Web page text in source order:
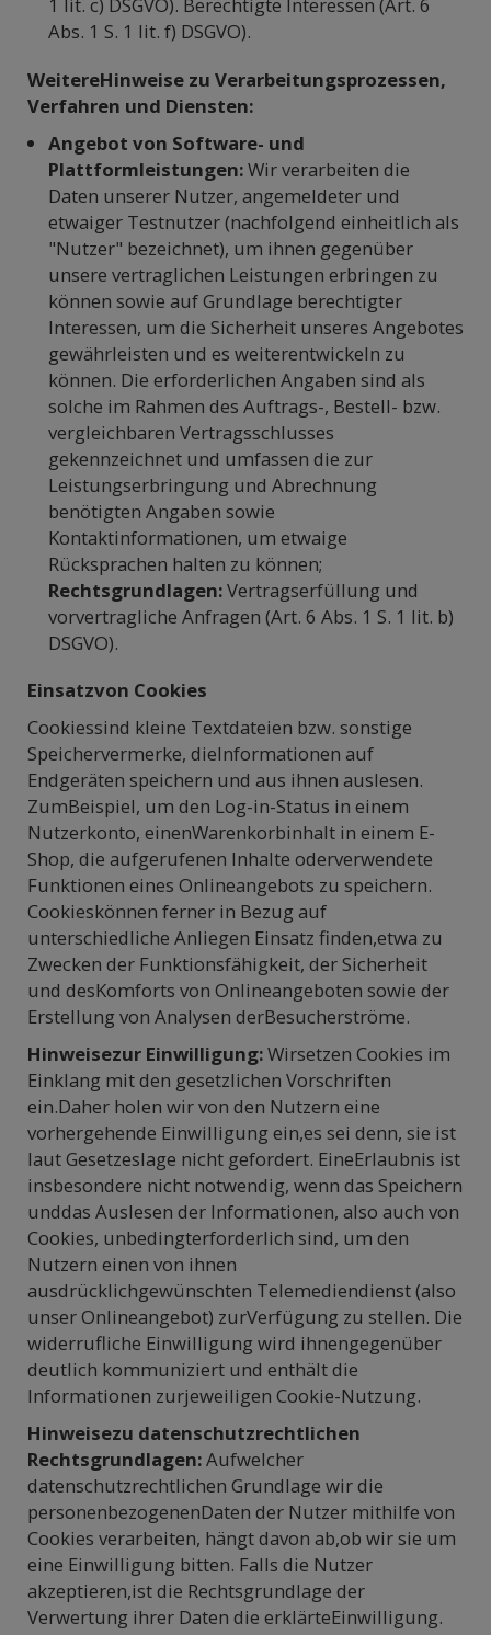
1 lit. c) DSGVO). Berechtigte Interessen (Art. 6
Abs. 1 S. 1 lit. f) DSGVO).
WeitereHinweise zu Verarbeitungsprozessen,
Verfahren und Diensten:
Angebot von Software- und
Plattformleistungen:Wir verarbeiten die
Daten unserer Nutzer, angemeldeter und
etwaiger Testnutzer (nachfolgend einheitlich als
"Nutzer" bezeichnet), um ihnen gegenüber
unsere vertraglichen Leistungen erbringen zu
können sowie auf Grundlage berechtigter
Interessen, um die Sicherheit unseres Angebotes
gewährleisten und es weiterentwickeln zu
können. Die erforderlichen Angaben sind als
solche im Rahmen des Auftrags-, Bestell- bzw.
vergleichbaren Vertragsschlusses
gekennzeichnet und umfassen die zur
Leistungserbringung und Abrechnung
benötigten Angaben sowie
Kontaktinformationen, um etwaige
Rücksprachen halten zu können;
Rechtsgrundlagen:Vertragserfüllung und
vorvertragliche Anfragen (Art. 6 Abs. 1 S. 1 lit. b)
DSGVO).
Einsatzvon Cookies
Cookiessind kleine Textdateien bzw. sonstige
Speichervermerke, dieInformationen auf
Endgeräten speichern und aus ihnen auslesen.
ZumBeispiel, um den Log-in-Status in einem
Nutzerkonto, einenWarenkorbinhalt in einem E-
Shop, die aufgerufenen Inhalte oderverwendete
Funktionen eines Onlineangebots zu speichern.
Cookieskönnen ferner in Bezug auf
unterschiedliche Anliegen Einsatz finden,etwa zu
Zwecken der Funktionsfähigkeit, der Sicherheit
und desKomforts von Onlineangeboten sowie der
Erstellung von Analysen derBesucherströme.
Hinweisezur Einwilligung:Wirsetzen Cookies im
Einklang mit den gesetzlichen Vorschriften
ein.Daher holen wir von den Nutzern eine
vorhergehende Einwilligung ein,es sei denn, sie ist
laut Gesetzeslage nicht gefordert. EineErlaubnis ist
insbesondere nicht notwendig, wenn das Speichern
unddas Auslesen der Informationen, also auch von
Cookies, unbedingterforderlich sind, um den
Nutzern einen von ihnen
ausdrücklichgewünschten Telemediendienst (also
unser Onlineangebot) zurVerfügung zu stellen. Die
widerrufliche Einwilligung wird ihnengegenüber
deutlich kommuniziert und enthält die
Informationen zurjeweiligen Cookie-Nutzung.
Hinweisezu datenschutzrechtlichen
Rechtsgrundlagen:Aufwelcher
datenschutzrechtlichen Grundlage wir die
personenbezogenenDaten der Nutzer mithilfe von
Cookies verarbeiten, hängt davon ab,ob wir sie um
eine Einwilligung bitten. Falls die Nutzer
akzeptieren,ist die Rechtsgrundlage der
Verwertung ihrer Daten die erklärteEinwilligung.